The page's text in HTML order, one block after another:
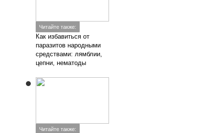
Читайте также:
Как избавиться от
паразитов народными
средствами: лямблии,
цепни, нематоды
Читайте также: